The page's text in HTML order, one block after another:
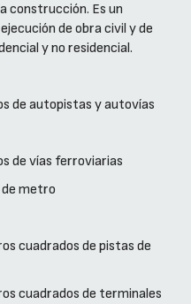
construcción. Es un
de obra civil y de
y no residencial.
de autopistas y autovías
de vías ferroviarias
metro
cuadrados de pistas de
cuadrados de terminales